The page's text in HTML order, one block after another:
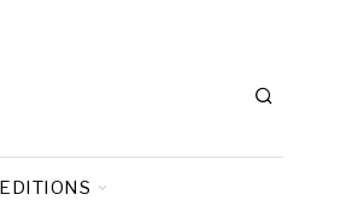
EDITIONS